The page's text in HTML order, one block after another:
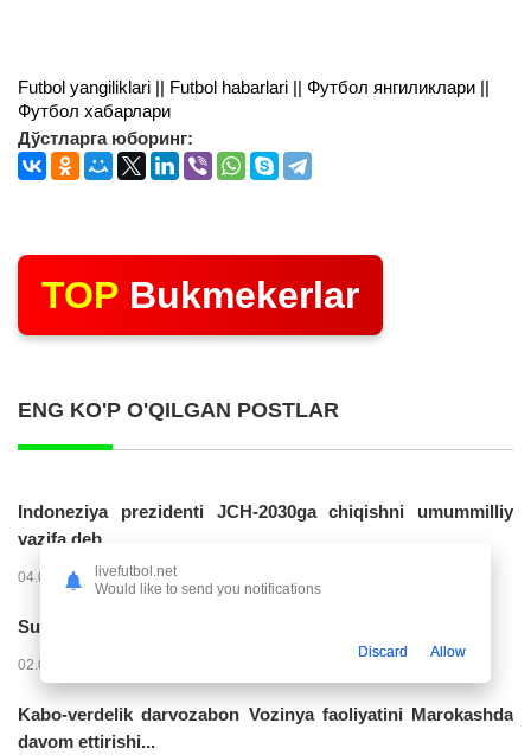
Futbol yangiliklari || Futbol habarlari || Футбол янгиликлари ||
Футбол хабарлари
Дўстларга юборинг:
TOP Bukmekerlar
ENG KO'P O'QILGAN POSTLAR
Indoneziya prezidenti JCH-2030ga chiqishni umummilliy
vazifa deb...
04.08.2026 02:11 14286
Superliga. “Buxoro” - “Lokomotiv”...
02.08.2026 03:08
Kabo-verdelik darvozabon Vozinya faoliyatini Marokashda
davom ettirishi...
livefutbol.net
Would like to send you notifications
Discard Allow